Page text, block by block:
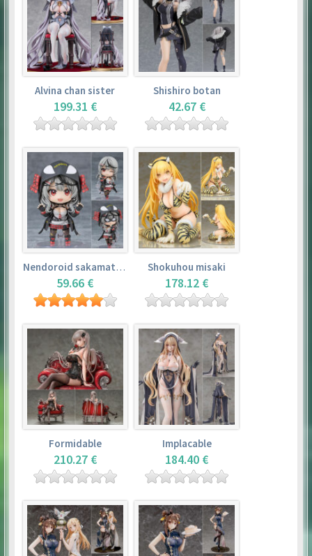
Alvina chan sister
199.31 €
Shishiro botan
42.67 €
Nendoroid sakamata chloe
59.66 €
Shokuhou misaki
178.12 €
Formidable
210.27 €
Implacable
184.40 €